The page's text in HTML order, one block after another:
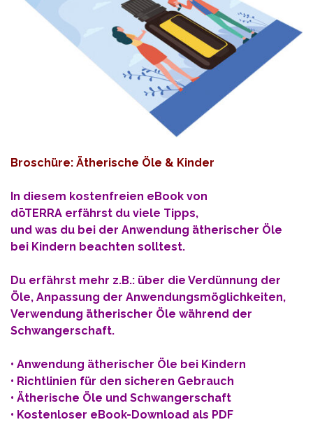
Broschüre: Ätherische Öle & Kinder
In diesem kostenfreien eBook von
dōTERRA erfährst du viele Tipps,
und was du bei der Anwendung ätherischer Öle
bei Kindern beachten solltest.
Du erfährst mehr z.B.: über die Verdünnung der
Öle, Anpassung der Anwendungsmöglichkeiten,
Verwendung ätherischer Öle während der
Schwangerschaft.
• Anwendung ätherischer Öle bei Kindern
• Richtlinien für den sicheren Gebrauch
• Ätherische Öle und Schwangerschaft
• Kostenloser eBook-Download als PDF